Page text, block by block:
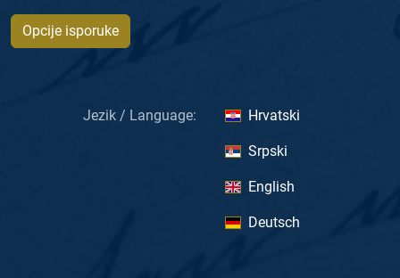
Opcije isporuke
Jezik / Language: Hrvatski
Srpski
English
Deutsch